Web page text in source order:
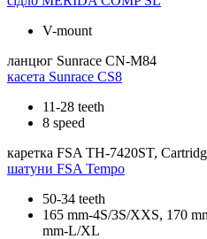
V-mount
ланцюг Sunrace CN-M84
касета Sunrace CS8
11-28 teeth
8 speed
каретка FSA TH-7420ST,
шатуни FSA Tempo
50-34 teeth
165 mm-4S/3S/XXS, 170
mm-L/XL